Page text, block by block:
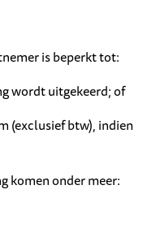
is beperkt tot:
wordt uitgekeerd; of
(exclusief btw), indien
komen onder meer: